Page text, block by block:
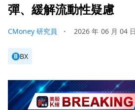
彈、緩解流動性疑慮
CMoney 研究員 ・ 2026 年 06 月 04 日
B BX